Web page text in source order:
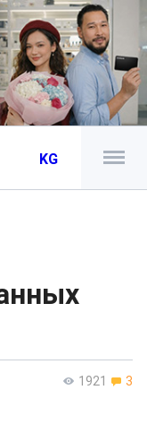
KG
1921 3